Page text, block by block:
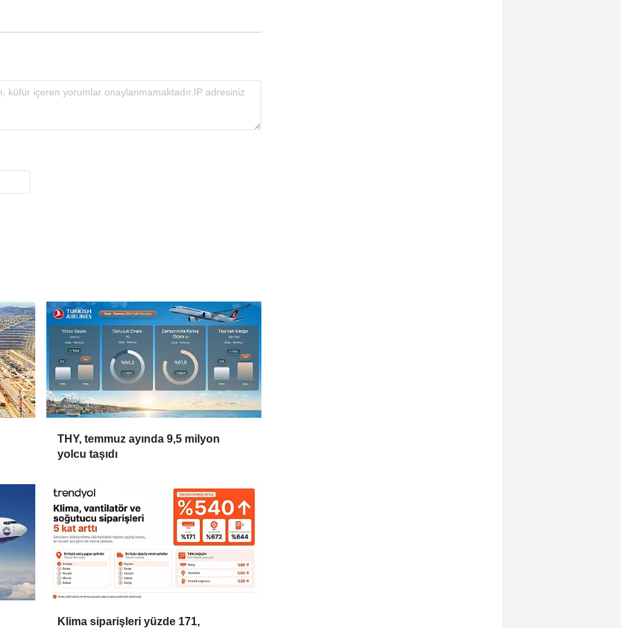
THY, temmuz ayında 9,5 milyon
yolcu taşıdı
Klima siparişleri yüzde 171,